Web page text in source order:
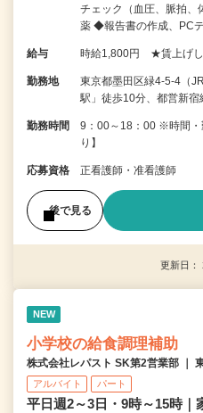
チェック（血圧、脈拍
薬 ◆報告書の作成、PC
給与 時給1,800円 ★賃上げし
勤務地
東京都墨田区緑4-5-4（
駅」徒歩10分、都営新宿
勤務時間
9：00～18：00 ※時間・
り】
応募資格 正看護師・准看護師
後で見る
更新日：
NEW
小学校の給食調理補助
株式会社レパスト SK第2営業部 ｜
アルバイト パート
平日週2～3日・9時～15時